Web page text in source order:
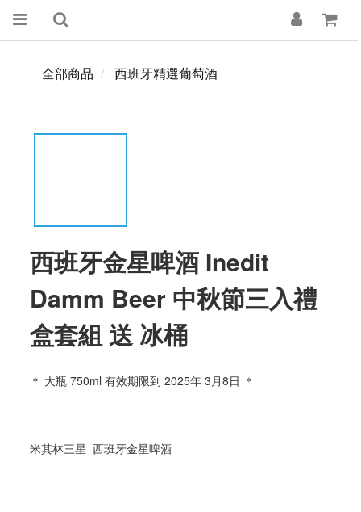
全部商品 西班牙精選葡萄酒
西班牙金星啤酒 Inedit
Damm Beer 中秋節三入禮
盒套組 送 冰桶
＊ 大瓶 750ml 有效期限到 2025年 3月8日 ＊
米其林三星  西班牙金星啤酒